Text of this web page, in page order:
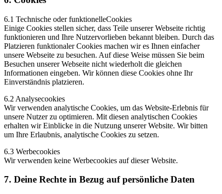
6.1 Technische oder funktionelleCookies
Einige Cookies stellen sicher, dass Teile unserer Webseite richtig
funktionieren und Ihre Nutzervorlieben bekannt bleiben. Durch das
Platzieren funktionaler Cookies machen wir es Ihnen einfacher
unsere Webseite zu besuchen. Auf diese Weise müssen Sie beim
Besuchen unserer Webseite nicht wiederholt die gleichen
Informationen eingeben. Wir können diese Cookies ohne Ihr
Einverständnis platzieren.
6.2 Analysecookies
Wir verwenden analytische Cookies, um das Website-Erlebnis für
unsere Nutzer zu optimieren. Mit diesen analytischen Cookies
erhalten wir Einblicke in die Nutzung unserer Website. Wir bitten
um Ihre Erlaubnis, analytische Cookies zu setzen.
6.3 Werbecookies
Wir verwenden keine Werbecookies auf dieser Website.
7. Deine Rechte in Bezug auf persönliche Daten